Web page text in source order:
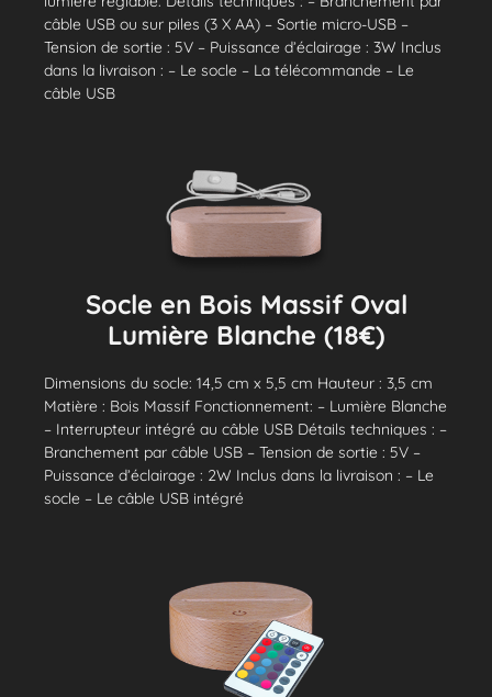
câble USB ou sur piles (3 X AA) – Sortie micro-USB –
Tension de sortie : 5V – Puissance d’éclairage : 3W Inclus
dans la livraison : – Le socle – La télécommande – Le
câble USB
Socle en Bois Massif Oval
Lumière Blanche (18€)
Dimensions du socle: 14,5 cm x 5,5 cm Hauteur : 3,5 cm
Matière : Bois Massif Fonctionnement: – Lumière Blanche
– Interrupteur intégré au câble USB Détails techniques : –
Branchement par câble USB – Tension de sortie : 5V –
Puissance d’éclairage : 2W Inclus dans la livraison : – Le
socle – Le câble USB intégré